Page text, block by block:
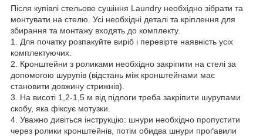
Після купівлі стельове сушіння Laundry необхідно зібрати та
монтувати на стелю. Усі необхідні деталі та кріплення для
збирання та монтажу входять до комплекту.
1. Для початку розпакуйте виріб і перевірте наявність усіх
комплектуючих.
2. Кронштейни з роликами необхідно закріпити на стелі за
допомогою шурупів (відстань між кронштейнами має
становити довжину стрижнів).
3. На висоті 1,2-1,5 м від підлоги треба закріпити шурупами
скобу, яка фіксує мотузки.
4. Уважно дивіться інструкцію: шнури необхідно пропустити
через ролики кронштейнів, потім обидва шнури проґавили